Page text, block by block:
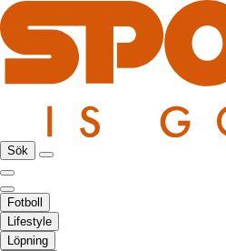
Sök
Fotboll
Lifestyle
Löpning